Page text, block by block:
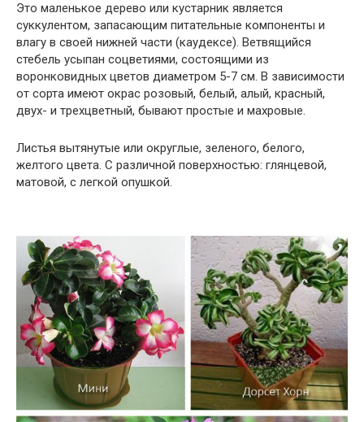
Это маленькое дерево или кустарник является
суккулентом, запасающим питательные компоненты и
влагу в своей нижней части (каудексе). Ветвящийся
стебель усыпан соцветиями, состоящими из
воронковидных цветов диаметром 5-7 см. В зависимости
от сорта имеют окрас розовый, белый, алый, красный,
двух- и трехцветный, бывают простые и махровые.
Листья вытянутые или округлые, зеленого, белого,
желтого цвета. С различной поверхностью: глянцевой,
матовой, с легкой опушкой.